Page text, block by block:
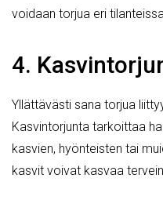
voidaan torjua eri tilanteissa.
4.
Yllättävästi sana torjua
Kasvintorjunta tarkoittaa
kasvien, hyönteisten tai
kasvit voivat kasvaa